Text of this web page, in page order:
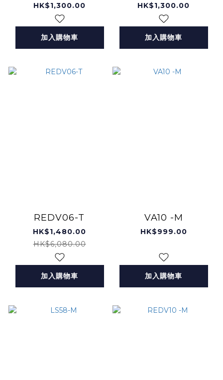
HK$1,300.00
加入購物車
HK$1,300.00
加入購物車
REDV06-T
HK$1,480.00
HK$6,080.00
加入購物車
VA10 -M
HK$999.00
加入購物車